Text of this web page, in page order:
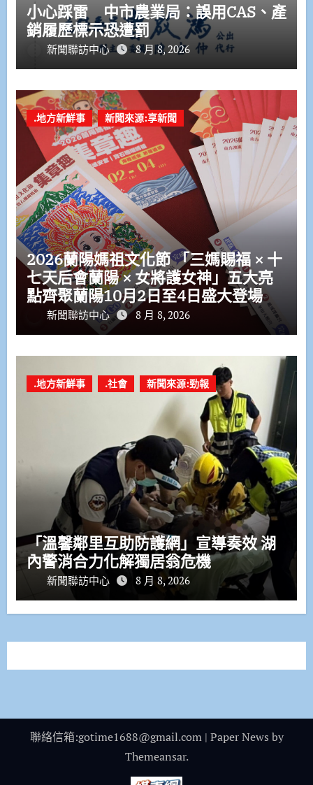
小心踩雷 中市農業局：誤用CAS、產
銷履歷標示恐遭罰
新聞聯訪中心 8 月 8, 2026
.地方新鮮事 新聞來源:享新聞
2026蘭陽媽祖文化節 「三媽賜福 × 十
七天后會蘭陽 × 女將護女神」五大亮
點齊聚蘭陽10月2日至4日盛大登場
新聞聯訪中心 8 月 8, 2026
.地方新鮮事 .社會 新聞來源:勁報
「溫馨鄰里互助防護網」宣導奏效 湖
內警消合力化解獨居翁危機
新聞聯訪中心 8 月 8, 2026
聯絡信箱:gotime1688@gmail.com | Paper News by
Themeansar.